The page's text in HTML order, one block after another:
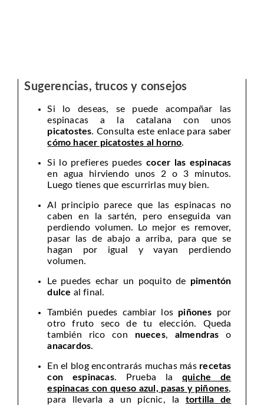
Sugerencias, trucos y consejos
Si lo deseas, se puede acompañar las
espinacas a la catalana con unos
picatostes. Consulta este enlace para saber
cómo hacer picatostes al horno.
Si lo prefieres puedescocer las espinacas
en agua hirviendo unos 2 o 3 minutos.
Luego tienes que escurrirlas muy bien.
Al principio parece que las espinacas no
caben en la sartén, pero enseguida van
perdiendo volumen. Lo mejor es remover,
pasar las de abajo a arriba, para que se
hagan por igual y vayan perdiendo
volumen.
Le puedes echar un poquito de pimentón
dulce al final.
También puedes cambiar los piñones por
otro fruto seco de tu elección. Queda
también rico con nueces, almendras o
anacardos.
En el blog encontrarás muchas más recetas
con espinacas. Prueba laquiche de
espinacas con queso azul, pasas y piñones,
para llevarla a un picnic, la tortilla de